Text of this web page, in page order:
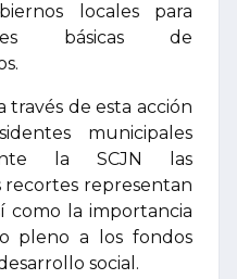
locales para
básicas de
través de esta acción
municipales
la SCJN las
recortes representan
como la importancia
pleno a los fondos
social.